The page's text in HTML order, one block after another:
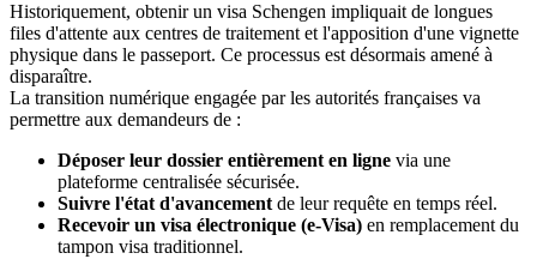
Historiquement, obtenir un visa Schengen impliquait de longues
files d'attente aux centres de traitement et l'apposition d'une vignette
physique dans le passeport. Ce processus est désormais amené à
disparaître.
La transition numérique engagée par les autorités françaises va
permettre aux demandeurs de :
Déposer leur dossier entièrement en ligne via une
plateforme centralisée sécurisée.
Suivre l'état d'avancement de leur requête en temps réel.
Recevoir un visa électronique (e-Visa) en remplacement du
tampon visa traditionnel.